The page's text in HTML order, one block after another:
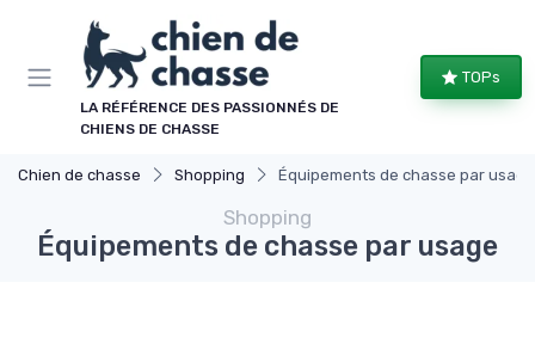
LA RÉFÉRENCE DES PASSIONNÉS DE
CHIENS DE CHASSE
TOPs
Chien de chasse Shopping Équipements de chasse par usage
Shopping
Équipements de chasse par usage
Panneau de gestion des cookies